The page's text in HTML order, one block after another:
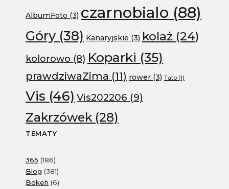
AlbumFoto (3) czarnobialo (88)
Góry (38) Kanaryjskie (3) kolaż (24)
kolorowo (8) Koparki (35)
prawdziwaZima (11) rower (3) Tato (1)
Vis (46) Vis202206 (9)
Zakrzówek(28)
TEMATY
365 (186)
Blog (381)
Bokeh (6)